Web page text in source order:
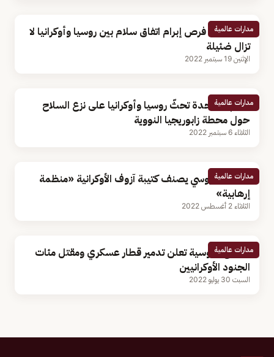
مدارات عالمية
جوتيريش: فرص إبرام اتفاق سلام بين روسيا وأوكرانيا لا
تزال ضئيلة
الإثنين 19 سبتمبر 2022
مدارات عالمية
الأمم المتحدة تحثّ روسيا وأوكرانيا على نزع السلاح
حول محطة زابوريجيا النووية
الثلاثاء 6 سبتمبر 2022
مدارات عالمية
القضاء الروسي يصنف كتيبة آزوف الأوكرانية «منظمة
إرهابية»
الثلاثاء 2 أغسطس 2022
مدارات عالمية
الدفاع الروسية تعلن تدمير قطار عسكري ومقتل مئات
الجنود الأوكرانيين
السبت 30 يوليو 2022